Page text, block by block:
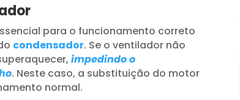
para o funcionamento correto
condensador. Se o ventilador não
impedindo o
. Neste caso, a substituição do motor
normal.